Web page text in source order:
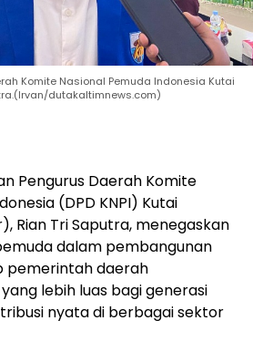
Komite Nasional Pemuda Indonesia Kutai
dutakaltimnews.com)
Pengurus Daerah Komite
(DPD KNPI) Kutai
Rian Tri Saputra, menegaskan
dalam pembangunan
pemerintah daerah
lebih luas bagi generasi
nyata di berbagai sektor